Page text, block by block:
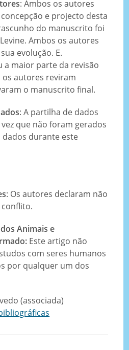
: Ambos os autores
e projecto desta
do manuscrito foi
Ambos os autores
evolução. E.
a maior parte da revisão
autores reviram
o manuscrito final.
: A partilha de dados
que não foram gerados
dados durante este
: Os autores declaram não
Animais e
Este artigo não
com seres humanos
por qualquer um dos
(associada)